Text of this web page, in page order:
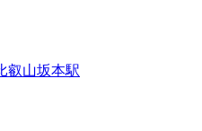
叡山坂本駅